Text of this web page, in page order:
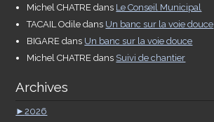
Michel CHATRE dans Le Conseil Municipal
TACAIL Odile dans Un banc sur la voie douce
BIGARE dans Un banc sur la voie douce
Michel CHATRE dans Suivi de chantier
Archives
►2026